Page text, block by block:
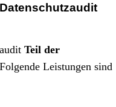
Teil der
Leistungen sind